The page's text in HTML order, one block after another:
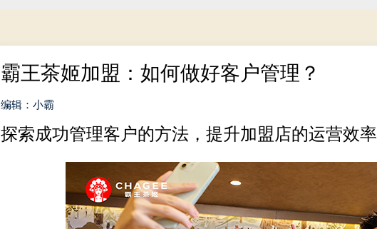
霸王茶姬加盟：如何做好客户管理？
编辑：小霸
探索成功管理客户的方法，提升加盟店的运营效率